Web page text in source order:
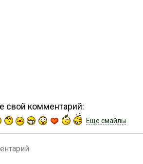
свой комментарий:
Еще смайлы